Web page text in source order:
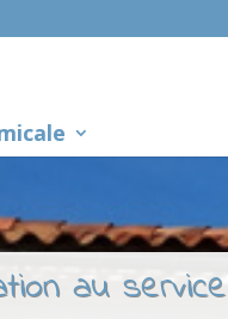
au service